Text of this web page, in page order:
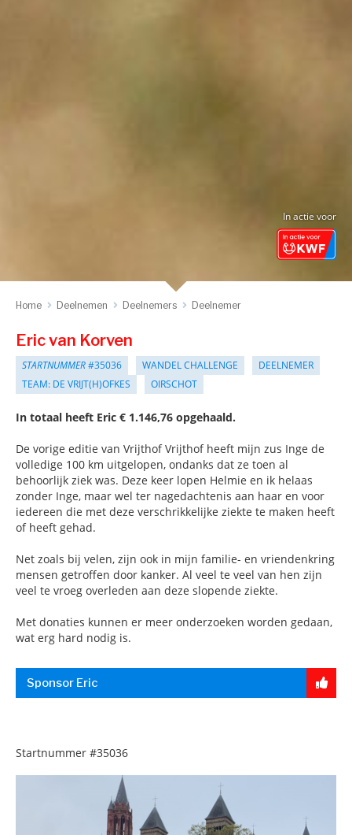
In actie voor
Home Deelnemen Deelnemers Deelnemer
Eric van Korven
STARTNUMMER#35036 WANDEL CHALLENGE
DEELNEMER
TEAM: DE VRIJT(H)OFKES
OIRSCHOT
In totaal heeft Eric € 1.146,76 opgehaald.
De vorige editie van Vrijthof Vrijthof heeft mijn zus Inge de
volledige 100 km uitgelopen, ondanks dat ze toen al
behoorlijk ziek was. Deze keer lopen Helmie en ik helaas
zonder Inge, maar wel ter nagedachtenis aan haar en voor
iedereen die met deze verschrikkelijke ziekte te maken heeft
of heeft gehad.
Net zoals bij velen, zijn ook in mijn familie- en vriendenkring
mensen getroffen door kanker. Al veel te veel van hen zijn
veel te vroeg overleden aan deze slopende ziekte.
Met donaties kunnen er meer onderzoeken worden gedaan,
wat erg hard nodig is.
Sponsor Eric
Startnummer #35036